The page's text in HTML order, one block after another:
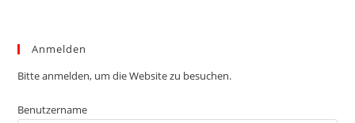
Anmelden
Bitte anmelden, um die Website zu besuchen.
Benutzername